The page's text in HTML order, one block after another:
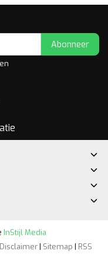
Abonneer
InStijl Media
Disclaimer| Sitemap | RSS